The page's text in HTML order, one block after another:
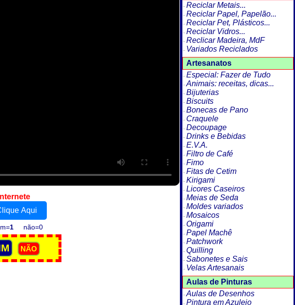
Aqui
1não=0
Reciclar Metais...
Reciclar Papel, Papelão...
Reciclar Pet, Plásticos...
Reciclar Vidros...
Reclicar Madeira, MdF
Variados Reciclados
Artesanatos
Especial: Fazer de Tudo
Animais: receitas, dicas...
Bijuterias
Biscuits
Bonecas de Pano
Craquele
Decoupage
Drinks e Bebidas
E.V.A.
Filtro de Café
Fimo
Fitas de Cetim
Kirigami
Licores Caseiros
Meias de Seda
Moldes variados
Mosaicos
Origami
Papel Machê
Patchwork
Quilling
Sabonetes e Sais
Velas Artesanais
Aulas de Pinturas
Aulas de Desenhos
Pintura em Azulejo